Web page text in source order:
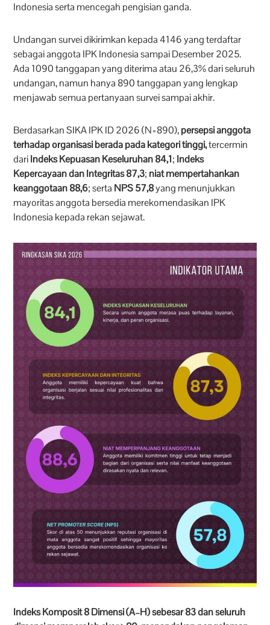
Indonesia serta mencegah pengisian ganda.
Undangan survei dikirimkan kepada 4146 yang terdaftar
sebagai anggota IPK Indonesia sampai Desember 2025.
Ada 1090 tanggapan yang diterima atau 26,3% dari seluruh
undangan, namun hanya 890 tanggapan yang lengkap
menjawab semua pertanyaan survei sampai akhir.
Berdasarkan SIKA IPK ID 2026 (N=890),persepsi anggota
terhadap organisasi berada pada kategori tinggi,tercermin
dariIndeks Kepuasan Keseluruhan 84,1; Indeks
Kepercayaan dan Integritas 87,3; niat mempertahankan
keanggotaan 88,6; serta NPS 57,8yang menunjukkan
mayoritas anggota bersedia merekomendasikan IPK
Indonesia kepada rekan sejawat.
Indeks Komposit 8 Dimensi (A–H) sebesar 83 dan seluruh